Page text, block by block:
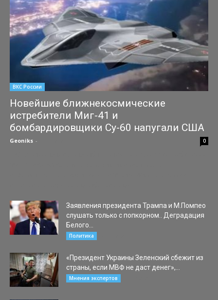
ВКС России
Новейшие ближнекосмические
истребители Миг-41 и
бомбардировщики Су-60 напугали США
Geoniks - 0
Заявления президента Трампа и М.Помпео
слушать только с попкорном.. Деградация
Белого...
Политика
«Президент Украины Зеленский сбежит из
страны, если МВФ не даст денег»,...
Мнения экспертов